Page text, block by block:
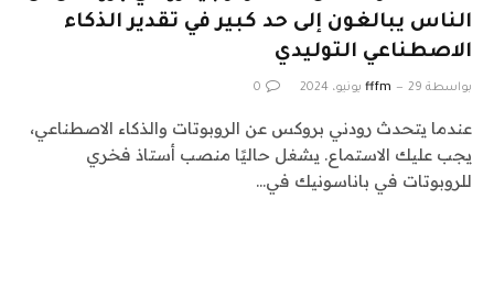
الناس يبالغون إلى حد كبير في تقدير الذكاء
الاصطناعي التوليدي
بواسطة fffm 29 يونيو، 2024 0
عندما يتحدث رودني بروكس عن الروبوتات والذكاء الاصطناعي،
يجب عليك الاستماع. يشغل حاليًا منصب أستاذ فخري
للروبوتات في باناسونيك في…